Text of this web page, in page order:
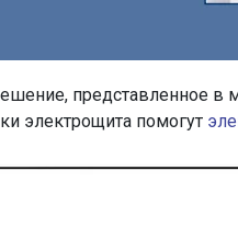
представленное в
электрощита помогут